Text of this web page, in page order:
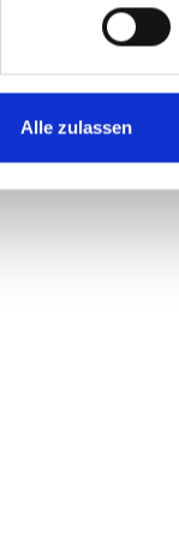
Alle zulassen